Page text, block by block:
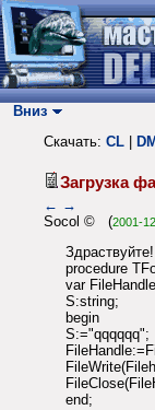
Вниз
Скачать: CL DM
Загрузка
← →
Socol © (2001-
procedure
var
S:string;
begin
S:="qqqqqq";
end;